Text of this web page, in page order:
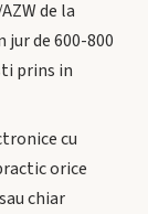
de la
de 600-800
prins in
cu
orice
chiar